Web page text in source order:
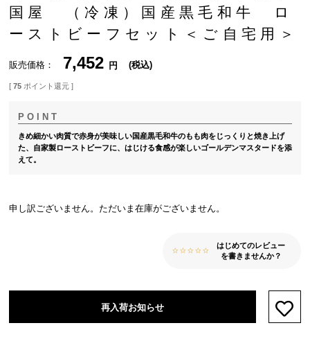
国屋 （冷凍）国産黒毛和牛 ロ
ーストビーフセット＜ご自宅用＞
販売価格 7,452 税込
[ 75 ポイント還元 ]
きめ細かい肉質で赤身が美味しい国産黒毛和牛のもも肉をじっくりと焼き上げ
た、自家製ローストビーフに、はじける食感が楽しいゴールデンマスタードを添
えて。
申し訳ございません。ただいま在庫がございません。
はじめてのレビュー
を書きませんか？
再入荷お知らせ